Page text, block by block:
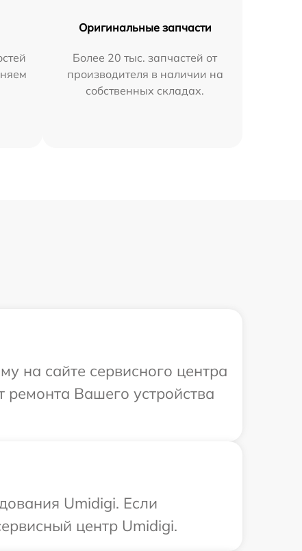
Оригинальные запчасти
Более 20 тыс. запчастей от
производителя в наличии на
собственных складах.
на сайте сервисного центра
Вашего устройства
Umidigi. Если
центр Umidigi.